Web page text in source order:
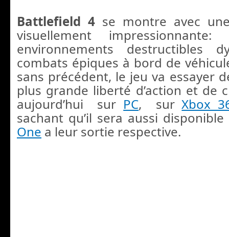
Battlefield 4 se montre avec
visuellement
environnements destructibles
combats épiques à bord de
sans précédent, le jeu va essayer
plus grande liberté d’action et de
aujourd’hui sur PC, surXbox
sachant qu’il sera aussi
One a leur sortie respective.